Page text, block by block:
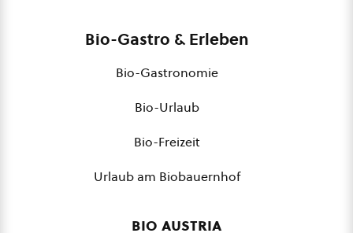
Bio-Gastro & Erleben
Bio-Gastronomie
Bio-Urlaub
Bio-Freizeit
Urlaub am Biobauernhof
bio austria